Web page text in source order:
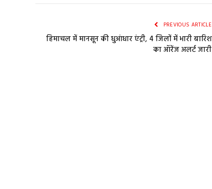
PREVIOUS ARTICLE
हिमाचल में मानसून की धुआंधार एंट्री, 4 जिलों में भारी बारिश
का ऑरेंज अलर्ट जारी